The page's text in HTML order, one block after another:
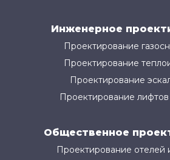
Инженерное
Проектирование
Проектирование
Проектирование
Проектирование
Общественное
Проектирование отелей